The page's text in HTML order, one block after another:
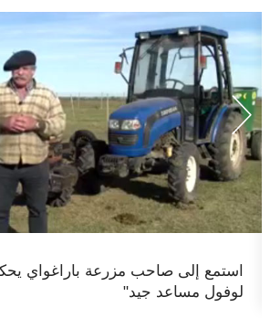
استمع إلى صاحب مزرعة باراغواي
لوفول مساعد جيد"
